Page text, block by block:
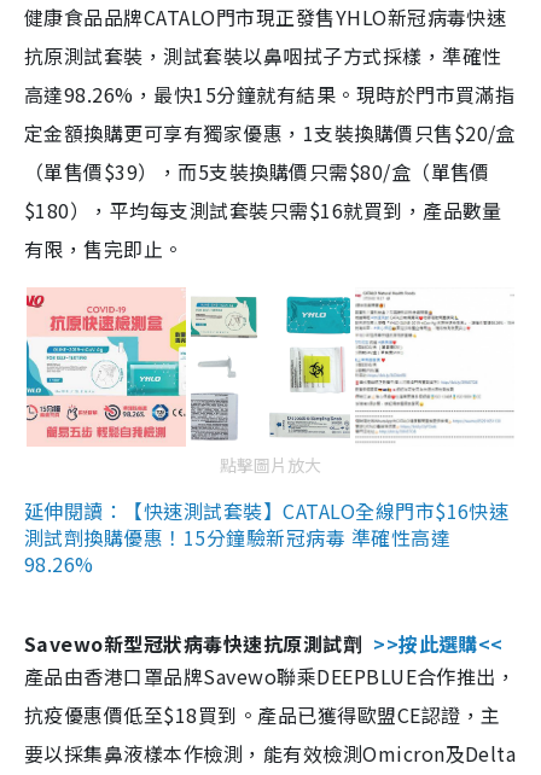
健康食品品牌CATALO門市現正發售YHLO新冠病毒快速
抗原測試套裝，測試套裝以鼻咽拭子方式採樣，準確性
高達98.26%，最快15分鐘就有結果。現時於門市買滿指
定金額換購更可享有獨家優惠，1支裝換購價只售$20/盒
（單售價$39），而5支裝換購價只需$80/盒（單售價
$180），平均每支測試套裝只需$16就買到，產品數量
有限，售完即止。
點擊圖片放大
延伸閱讀：【快速測試套裝】CATALO全線門市$16快速
測試劑換購優惠！15分鐘驗新冠病毒 準確性高達
98.26%
Savewo新型冠狀病毒快速抗原測試劑 >>按此選購<<
產品由香港口罩品牌Savewo聯乘DEEPBLUE合作推出，
抗疫優惠價低至$18買到。產品已獲得歐盟CE認證，主
要以採集鼻液樣本作檢測，能有效檢測Omicron及Delta